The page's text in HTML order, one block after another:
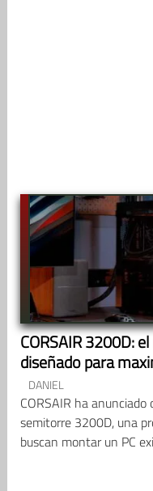
CORSAIR 3200D:
diseñado para
DANIEL
CORSAIR ha
semitorre 3200D, una
buscan montar un PC